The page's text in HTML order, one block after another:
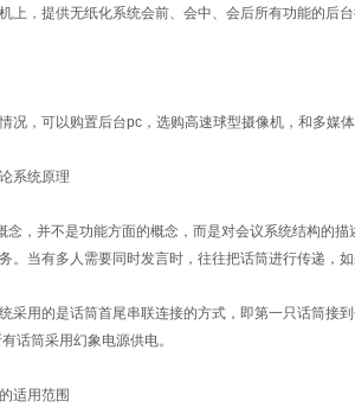
上，提供无纸化系统会前、会中、会后所有功能的后
况，可以购置后台pc，选购高速球型摄像机，和多媒
系统原理
念，并不是功能方面的概念，而是对会议系统结构的
。当有多人需要同时发言时，往往把话筒进行传递，
采用的是话筒首尾串联连接的方式，即第一只话筒接
话筒采用幻象电源供电。
适用范围